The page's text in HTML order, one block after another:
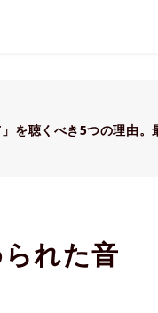
を聴くべき5つの理由。
れた音